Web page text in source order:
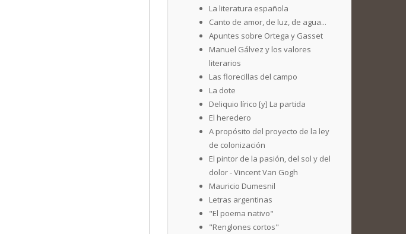
La literatura española
Canto de amor, de luz, de agua...
Apuntes sobre Ortega y Gasset
Manuel Gálvez y los valores
literarios
Las florecillas del campo
La dote
Deliquio lírico [y] La partida
El heredero
A propósito del proyecto de la ley
de colonización
El pintor de la pasión, del sol y del
dolor - Vincent Van Gogh
Mauricio Dumesnil
Letras argentinas
"El poema nativo"
"Renglones cortos"